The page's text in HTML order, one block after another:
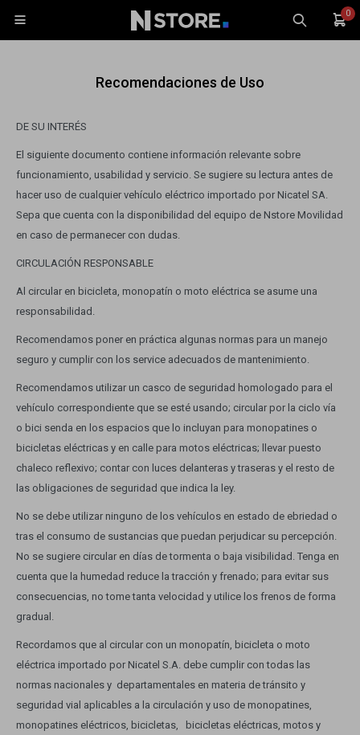
0

Recomendaciones de Uso
DE SU INTERÉS
El siguiente documento contiene información relevante sobre
funcionamiento, usabilidad y servicio. Se sugiere su lectura antes de
hacer uso de cualquier vehículo eléctrico importado por Nicatel SA.
Sepa que cuenta con la disponibilidad del equipo de Nstore Movilidad
en caso de permanecer con dudas.
CIRCULACIÓN RESPONSABLE
Al circular en bicicleta, monopatín o moto eléctrica se asume una
responsabilidad.
Recomendamos poner en práctica algunas normas para un manejo
seguro y cumplir con los service adecuados de mantenimiento.
Recomendamos utilizar un casco de seguridad homologado para el
vehículo correspondiente que se esté usando; circular por la ciclo vía
o bici senda en los espacios que lo incluyan para monopatines o
bicicletas eléctricas y en calle para motos eléctricas; llevar puesto
chaleco reflexivo; contar con luces delanteras y traseras y el resto de
las obligaciones de seguridad que indica la ley.
No se debe utilizar ninguno de los vehículos en estado de ebriedad o
tras el consumo de sustancias que puedan perjudicar su percepción.
No se sugiere circular en días de tormenta o baja visibilidad. Tenga en
cuenta que la humedad reduce la tracción y frenado; para evitar sus
consecuencias, no tome tanta velocidad y utilice los frenos de forma
gradual.
Recordamos que al circular con un monopatín, bicicleta o moto
eléctrica importado por Nicatel S.A. debe cumplir con todas las
normas nacionales y departamentales en materia de tránsito y
seguridad vial aplicables a la circulación y uso de monopatines,
monopatines eléctricos, bicicletas, bicicletas eléctricas, motos y
TV y Audio
Electrodomésticos
Hogar
Movilidad
Marcas
Cuenta
Tablets
Wearables
Accesorios
Gaming